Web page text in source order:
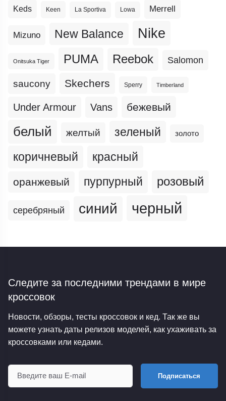
Keds Keen La Sportiva Lowa Merrell
Mizuno New Balance Nike
Onitsuka Tiger PUMA Reebok Salomon
saucony Skechers Sperry Timberland
Under Armour Vans бежевый
белый желтый зеленый золото
коричневый красный
оранжевый пурпурный розовый
серебряный синий черный
Следите за последними трендами в мире
кроссовок
Новости, обзоры, тесты кроссовок и кед. Так же вы
можете узнать даты релизов моделей, как ухаживать за
кроссовками или кедами.
Подписаться